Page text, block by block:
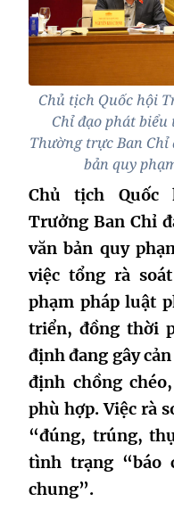
Chủ tịch Quốc hội
Chỉ đạo phát
Thường trực Ban Chỉ
bản quy
Chủ tịch Quốc
Trưởng Ban Chỉ
văn bản quy
việc tổng rà
phạm pháp luật
triển, đồng thời
định đang gây
định chồng
phù hợp. Việc rà
“đúng, trúng,
tình trạng “báo
chung”.